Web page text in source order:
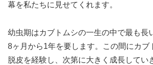
幕を私たちに見せてくれます。
幼虫期はカブトムシの一生の中で最も長
8ヶ月から1年を要します。この間にカブ
脱皮を経験し、次第に大きく成長してい